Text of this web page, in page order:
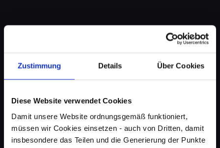
Zustimmung Details Über Cookies
Diese Website verwendet Cookies
Damit unsere Website ordnungsgemäß funktioniert,
müssen wir Cookies einsetzen - auch von Dritten, damit
insbesondere das Teilen und die Generierung der Punkte